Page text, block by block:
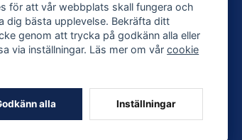
för att vår webbplats skall fungera och
dig bästa upplevelse. Bekräfta ditt
genom att trycka på godkänn alla eller
via inställningar. Läs mer om vårcookie
alla Inställningar